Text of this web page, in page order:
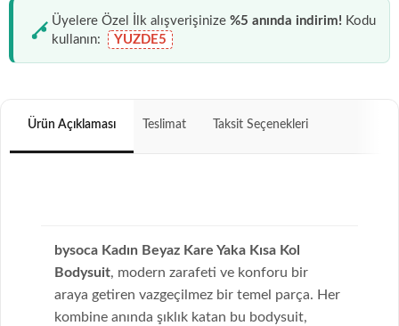
Üyelere Özel İlk alışverişinize %5 anında indirim! Kodu
kullanın:
YUZDE5
Ürün Açıklaması Teslimat Taksit Seçenekleri
bysoca Kadın Beyaz Kare Yaka Kısa Kol
Bodysuit, modern zarafeti ve konforu bir
araya getiren vazgeçilmez bir temel parça. Her
kombine anında şıklık katan bu bodysuit,